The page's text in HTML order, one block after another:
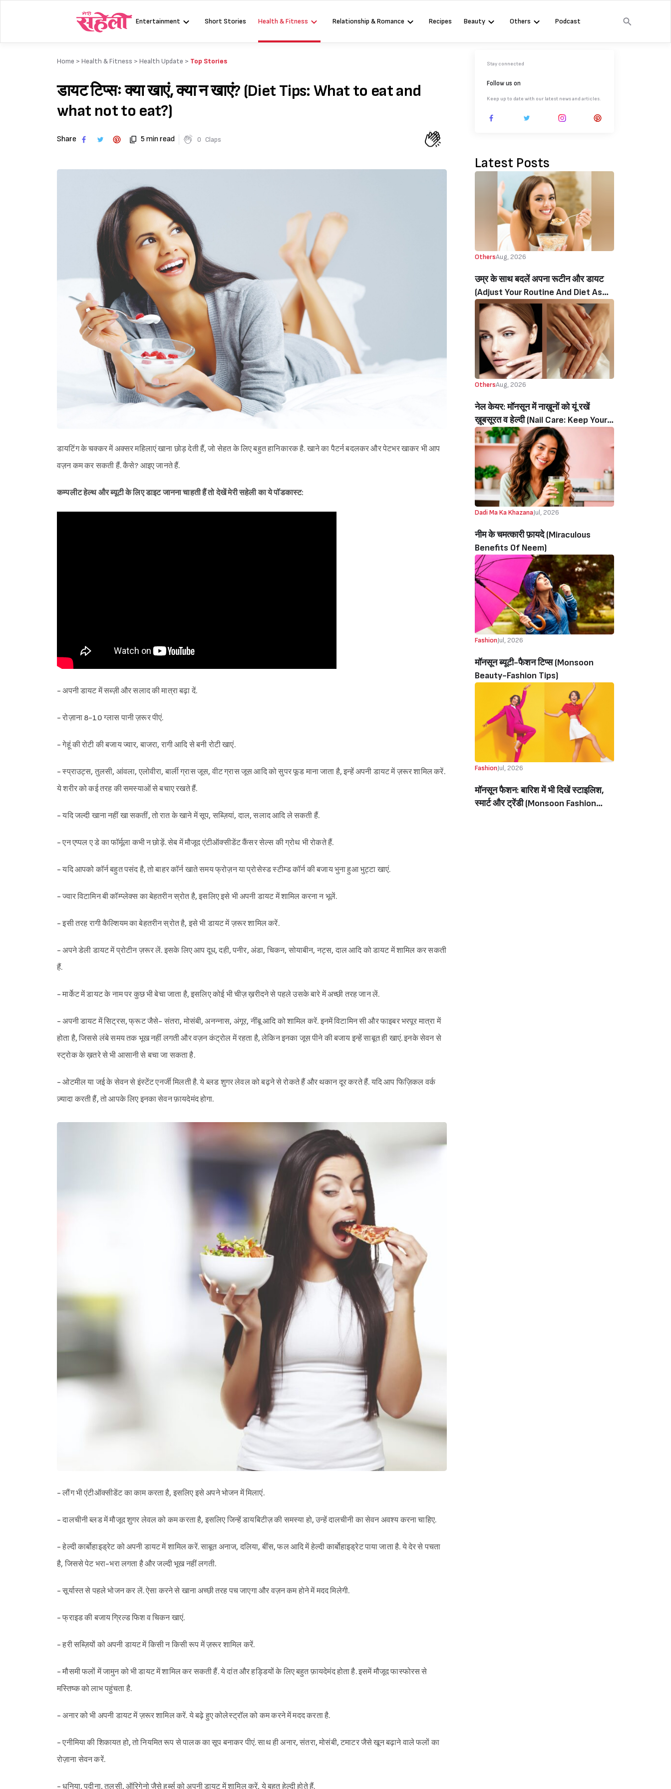
Entertainment Short Stories Health & Fitness Relationship & Romance Recipes Beauty Others Podcast
Home > Health & Fitness > Health Update > Top Stories
डायट टिप्सः क्या खाएं, क्या न खाएं? (Diet Tips: What to eat and
what not to eat?)
Share 5 min read 0 Claps
डायटिंग के चक्कर में अक्सर महिलाएं खाना छोड़ देती हैं, जो सेहत के लिए बहुत हानिकारक है. खाने का पैटर्न बदलकर और पेटभर खाकर भी आप
वज़न कम कर सकती हैं. कैसे? आइए जानते हैं.
कम्पलीट हेल्थ और ब्यूटी के लिए डाइट जानना चाहती हैं तो देखें मेरी सहेली का ये पॉडकास्ट:
- अपनी डायट में सब्ज़ी और सलाद की मात्रा बढ़ा दें.
- रोज़ाना 8-10 ग्लास पानी ज़रूर पीएं.
- गेहूं की रोटी की बजाय ज्वार, बाजरा, रागी आदि से बनी रोटी खाएं.
- स्प्राउट्स, तुलसी, आंवला, एलोवीरा, बार्ली ग्रास जूस, वीट ग्रास जूस आदि को सुपर फूड माना जाता है, इन्हें अपनी डायट में ज़रूर शामिल करें.
ये शरीर को कई तरह की समस्याओं से बचाए रखते हैं.
- यदि जल्दी खाना नहीं खा सकतीं, तो रात के खाने में सूप, सब्ज़ियां, दाल, सलाद आदि ले सकती हैं.
- एन एप्पल ए डे का फॉर्मूला कभी न छोड़ें. सेब में मौजूद एंटीऑक्सीडेंट कैंसर सेल्स की ग्रोथ भी रोकते हैं.
- यदि आपको कॉर्न बहुत पसंद है, तो बाहर कॉर्न खाते समय फ्रोज़न या प्रोसेस्ड स्टीम्ड कॉर्न की बजाय भुना हुआ भुट्टा खाएं.
- ज्वार विटामिन बी कॉम्प्लेक्स का बेहतरीन स्रोत है, इसलिए इसे भी अपनी डायट में शामिल करना न भूलें.
- इसी तरह रागी कैल्शियम का बेहतरीन स्रोत है, इसे भी डायट में ज़रूर शामिल करें.
- अपने डेली डायट में प्रोटीन ज़रूर लें. इसके लिए आप दूध, दही, पनीर, अंडा, चिकन, सोयाबीन, नट्स, दाल आदि को डायट में शामिल कर सकती
हैं.
- मार्केट में डायट के नाम पर कुछ भी बेचा जाता है, इसलिए कोई भी चीज़ ख़रीदने से पहले उसके बारे में अच्छी तरह जान लें.
- अपनी डायट में सिट्रस, फ्रूट जैसे- संतरा, मोसंबी, अनन्नास, अंगूर, नींबू आदि को शामिल करें. इनमें विटामिन सी और फाइबर भरपूर मात्रा में
होता है, जिससे लंबे समय तक भूख नहीं लगती और वज़न कंट्रोल में रहता है, लेकिन इनका जूस पीने की बजाय इन्हें साबूत ही खाएं. इनके सेवन से
स्ट्रोक के ख़तरे से भी आसानी से बचा जा सकता है.
- ओटमील या जई के सेवन से इंस्टेंट एनर्जी मिलती है. ये ब्लड शुगर लेवल को बढ़ने से रोकते हैं और थकान दूर करते हैं. यदि आप फिज़िकल वर्क
ज़्यादा करती हैं, तो आपके लिए इनका सेवन फ़ायदेमंद होगा.
- लौंग भी एंटीऑक्सीडेंट का काम करता है, इसलिए इसे अपने भोजन में मिलाएं.
- दालचीनी ब्लड में मौजूद शुगर लेवल को कम करता है, इसलिए जिन्हें डायबिटीज़ की समस्या हो, उन्हें दालचीनी का सेवन अवश्य करना चाहिए.
- हेल्दी कार्बोहाइड्रेट को अपनी डायट में शामिल करें. साबूत अनाज, दलिया, बींस, फल आदि में हेल्दी कार्बोहाइड्रेट पाया जाता है. ये देर से पचता
है, जिससे पेट भरा-भरा लगता है और जल्दी भूख नहीं लगती.
- सूर्यास्त से पहले भोजन कर लें. ऐसा करने से खाना अच्छी तरह पच जाएगा और वज़न कम होने में मदद मिलेगी.
- फ्राइड की बजाय ग्रिल्ड फिश व चिकन खाएं.
- हरी सब्ज़ियों को अपनी डायट में किसी न किसी रूप में ज़रूर शामिल करें.
- मौसमी फलों में जामुन को भी डायट में शामिल कर सकती हैं. ये दांत और हड्डियों के लिए बहुत फ़ायदेमंद होता है. इसमें मौजूद फास्फोरस से
मस्तिष्क को लाभ पहुंचता है.
- अनार को भी अपनी डायट में ज़रूर शामिल करें. ये बढ़े हुए कोलेस्ट्रॉल को कम करने में मदद करता है.
- एनीमिया की शिकायत हो, तो नियमित रूप से पालक का सूप बनाकर पीएं. साथ ही अनार, संतरा, मोसंबी, टमाटर जैसे खून बढ़ाने वाले फलों का
रोज़ाना सेवन करें.
- धनिया, पुदीना, तुलसी, ऑरिगेनो जैसे हर्ब्स को अपनी डायट में शामिल करें, ये बहुत हेल्दी होते हैं.
Stay connected
Follow us on
Keep up to date with our latest news and articles.
Latest Posts
OthersAug, 2026
उम्र के साथ बदलें अपना रूटीन और डायट
(Adjust Your Routine And Diet As
You Age)
OthersAug, 2026
नेल‌ केयर: मॉनसून में नाख़ूनों को यूं रखें
ख़ूबसूरत व हेल्दी (Nail Care: Keep Your
Nails Beautiful And Healthy During
The Monsoon)
Dadi Ma Ka KhazanaJul, 2026
नीम के चमत्कारी फ़ायदे (Miraculous
Benefits Of Neem)
FashionJul, 2026
मॉनसून ब्यूटी-फैशन टिप्स (Monsoon
Beauty-Fashion Tips)
FashionJul, 2026
मॉनसून फैशन: बारिश में भी दिखें स्टाइलिश,
स्मार्ट और ट्रेंडी (Monsoon Fashion